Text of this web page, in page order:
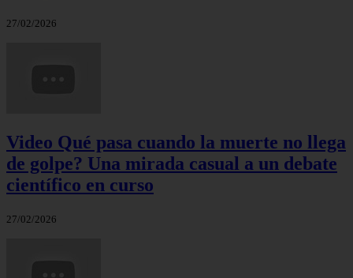
27/02/2026
Video Qué pasa cuando la muerte no llega
de golpe? Una mirada casual a un debate
científico en curso
27/02/2026